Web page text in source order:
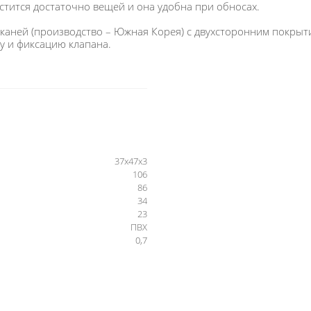
достаточно вещей и она удобна при обносах.
(производство – Южная Корея) с двухсторонним
и фиксацию клапана.
37х47х3
106
86
34
23
ПВХ
0,7